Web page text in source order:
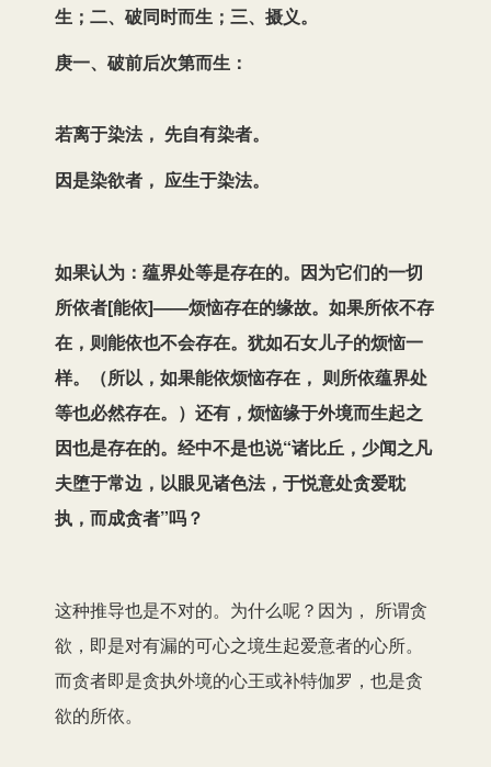
生；二、破同时而生；三、摄义。
庚一、破前后次第而生：
若离于染法， 先自有染者。
因是染欲者， 应生于染法。
如果认为：蕴界处等是存在的。因为它们的一切
所依者[能依]——烦恼存在的缘故。如果所依不存
在，则能依也不会存在。犹如石女儿子的烦恼一
样。（所以，如果能依烦恼存在， 则所依蕴界处
等也必然存在。） 还有，烦恼缘于外境而生起之
因也是存在的。经中不是也说“诸比丘，少闻之凡
夫堕于常边，以眼见诸色法，于悦意处贪爱耽
执，而成贪者”吗？
这种推导也是不对的。为什么呢？因为， 所谓贪
欲，即是对有漏的可心之境生起爱意者的心所。
而贪者即是贪执外境的心王或补特伽罗，也是贪
欲的所依。